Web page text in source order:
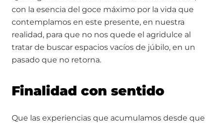
con la esencia del goce máximo por la vida que
contemplamos en este presente, en nuestra
realidad, para que no nos quede el agridulce al
tratar de buscar espacios vacíos de júbilo, en un
pasado que no retorna.
Finalidad con sentido
Que las experiencias que acumulamos desde que